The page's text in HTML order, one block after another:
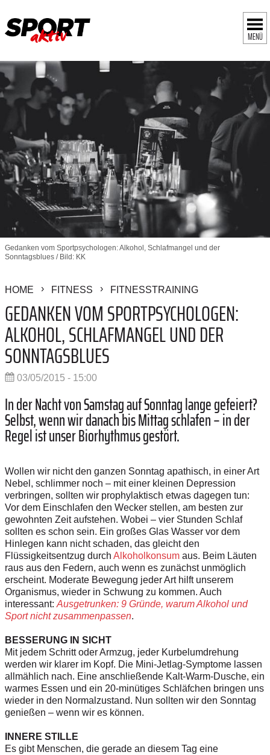
MENÜ
Gedanken vom Sportpsychologen: Alkohol, Schlafmangel und der
Sonntagsblues / Bild: KK
HOME FITNESS FITNESSTRAINING
GEDANKEN VOM SPORTPSYCHOLOGEN:
ALKOHOL, SCHLAFMANGEL UND DER
SONNTAGSBLUES
03/05/2015 - 15:00
In der Nacht von Samstag auf Sonntag lange gefeiert?
Selbst, wenn wir danach bis Mittag schlafen – in der
Regel ist unser Biorhythmus gestört.
Wollen wir nicht den ganzen Sonntag apathisch, in einer Art
Nebel, schlimmer noch – mit einer kleinen Depression
verbringen, sollten wir prophylaktisch etwas dagegen tun:
Vor dem Einschlafen den Wecker stellen, am besten zur
gewohnten Zeit aufstehen. Wobei – vier Stunden Schlaf
sollten es schon sein. Ein großes Glas Wasser vor dem
Hinlegen kann nicht schaden, das gleicht den
Flüssigkeitsentzug durch Alkoholkonsum aus. Beim Läuten
raus aus den Federn, auch wenn es zunächst unmöglich
erscheint. Moderate Bewegung jeder Art hilft unserem
Organismus, wieder in Schwung zu kommen. Auch
interessant:Ausgetrunken: 9 Gründe, warum Alkohol und
Sport nicht zusammenpassen.
BESSERUNG IN SICHT
Mit jedem Schritt oderArmzug, jeder Kurbelumdrehung
werden wir klarer im Kopf. Die Mini-Jetlag-Symptome lassen
allmählich nach. Eine anschließende Kalt-Warm-Dusche, ein
warmes Essen und ein 20-minütiges Schläfchen bringen uns
wieder in den Normalzustand. Nun sollten wir den Sonntag
genießen – wenn wir es können.
INNERE STILLE
Es gibt Menschen, die gerade an diesem Tag eine